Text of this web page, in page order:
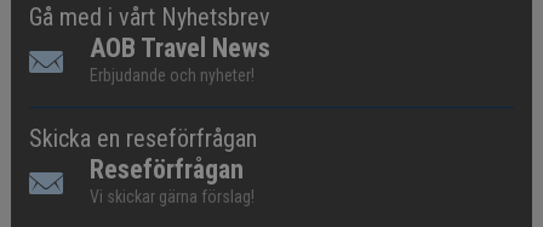
Gå med i vårt Nyhetsbrev
AOB Travel News
Erbjudande och nyheter!
Skicka en reseförfrågan
Reseförfrågan
Vi skickar gärna förslag!